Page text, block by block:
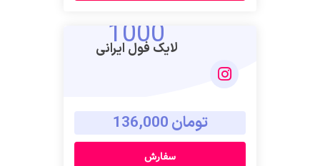
1000
لایک فول ایرانی
تومان 136,000
سفارش